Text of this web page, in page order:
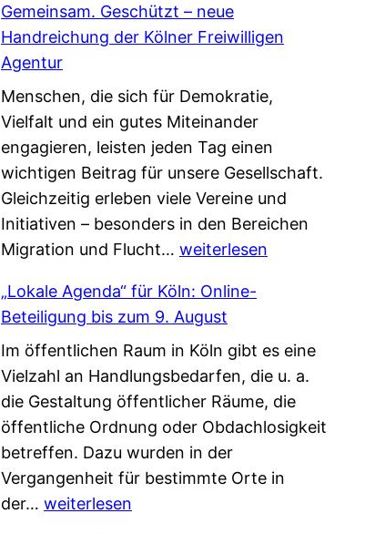
h
a
f
t
,
d
i
e
d
a
L
e
b
e
n
v
e
r
ä
r
s
c
h
e
n
V
e
r
t
ä
r
k
u
n
g
!
Gemeinsam. Geschützt – neue
Handreichung der Kölner Freiwilligen
Agentur
Menschen, die sich für Demokratie,
Vielfalt und ein gutes Miteinander
engagieren, leisten jeden Tag einen
wichtigen Beitrag für unsere Gesellschaft.
Gleichzeitig erleben viele Vereine und
Initiativen – besonders in den Bereichen
Migration und Flucht… G
m
e
i
n
s
a
m
.
weiterlesen
„Lokale Agenda“ für Köln: Online-
Beteiligung bis zum 9. August
Im öffentlichen Raum in Köln gibt es eine
Vielzahl an Handlungsbedarfen, die u. a.
die Gestaltung öffentlicher Räume, die
öffentliche Ordnung oder Obdachlosigkeit
betreffen. Dazu wurden in der
Vergangenheit für bestimmte Orte in
der… „
weiterlesen